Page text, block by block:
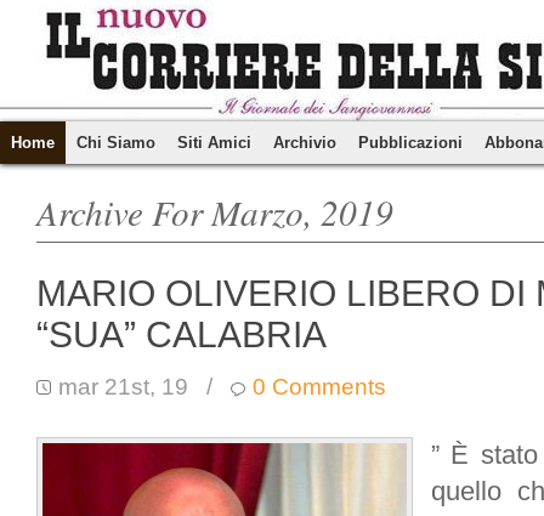
Home Chi Siamo Siti Amici Archivio Pubblicazioni
Archive For Marzo, 2019
MARIO OLIVERIO LIBERO DI
“SUA” CALABRIA
mar 21st, 19 / 0 Comments
” È
quello